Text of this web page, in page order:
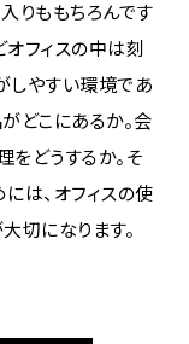
りももちろんです
フィスの中は刻
しやすい環境であ
どこにあるか。会
どうするか。そ
は、オフィスの使
切になります。